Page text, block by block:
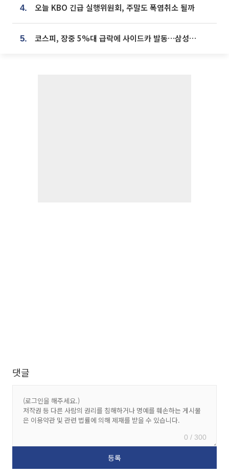
4. 오늘 KBO 긴급 실행위원회, 주말도 폭염취소 될까
5. 코스피, 장중 5%대 급락에 사이드카 발동…삼성·SK 동반 폭락
댓글
0 / 300